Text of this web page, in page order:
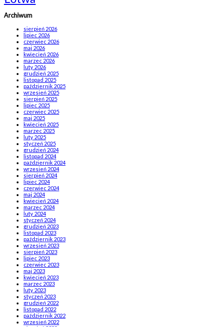
Archiwum
sierpień 2026
lipiec 2026
czerwiec 2026
maj 2026
kwiecień 2026
marzec 2026
luty 2026
grudzień 2025
listopad 2025
październik 2025
wrzesień 2025
sierpień 2025
lipiec 2025
czerwiec 2025
maj 2025
kwiecień 2025
marzec 2025
luty 2025
styczeń 2025
grudzień 2024
listopad 2024
październik 2024
wrzesień 2024
sierpień 2024
lipiec 2024
czerwiec 2024
maj 2024
kwiecień 2024
marzec 2024
luty 2024
styczeń 2024
grudzień 2023
listopad 2023
październik 2023
wrzesień 2023
sierpień 2023
lipiec 2023
czerwiec 2023
maj 2023
kwiecień 2023
marzec 2023
luty 2023
styczeń 2023
grudzień 2022
listopad 2022
październik 2022
wrzesień 2022